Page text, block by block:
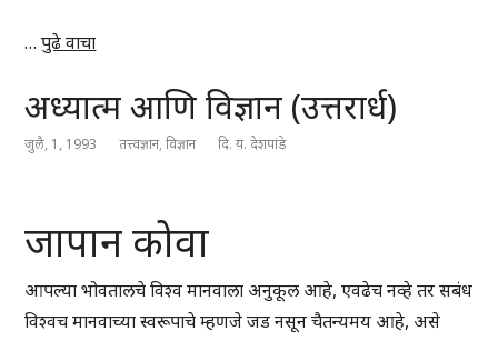
…पुढे वाचा
अध्यात्म आणि विज्ञान (उत्तरार्ध)
जुलै, 1, 1993 तत्त्वज्ञान,विज्ञान दि. य. देशपांडे
जापान कोवा
आपल्या भोवतालचे विश्व मानवाला अनुकूल आहे, एवढेच नव्हे तर सबंध
विश्वच मानवाच्या स्वरूपाचे म्हणजे जड नसून चैतन्यमय आहे, असे